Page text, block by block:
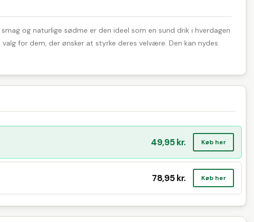
og naturlige sødme er den ideel som en sund drik i hverdagen
for dem, der ønsker at styrke deres velvære. Den kan nydes
49,95 kr. Køb her
78,95 kr. Køb her